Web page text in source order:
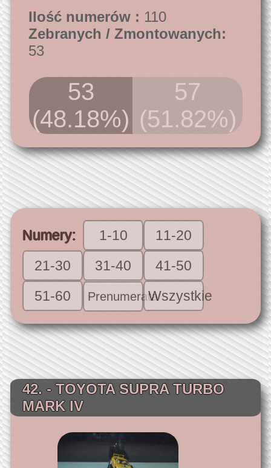
Ilość numerów : 110
Zebranych / Zmontowanych:
53
53
(48.18%)
57
(51.82%)
Numery: 1-10
11-20
21-30
31-40
41-50
51-60
PrenumerataWszystkie
42. - TOYOTA SUPRA TURBO
MARK IV